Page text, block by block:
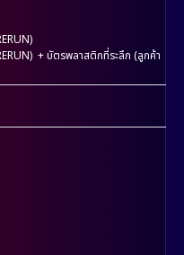
+ บัตรพลาสติกที่ระลึก (ลูกค้า